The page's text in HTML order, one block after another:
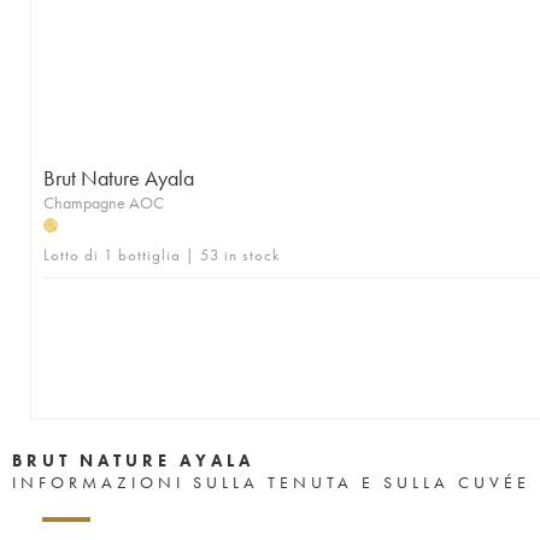
Brut Nature Ayala
Champagne AOC
H
Lotto di 1 bottiglia | 53 in stock
BRUT NATURE AYALA
INFORMAZIONI SULLA TENUTA E SULLA CUVÉE